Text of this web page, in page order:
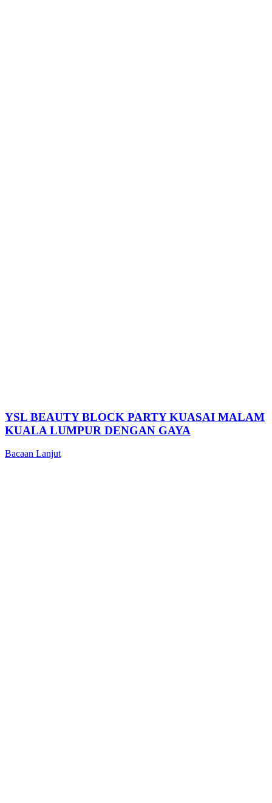
YSL BEAUTY BLOCK PARTY KUASAI MALAM
KUALA LUMPUR DENGAN GAYA
Bacaan Lanjut